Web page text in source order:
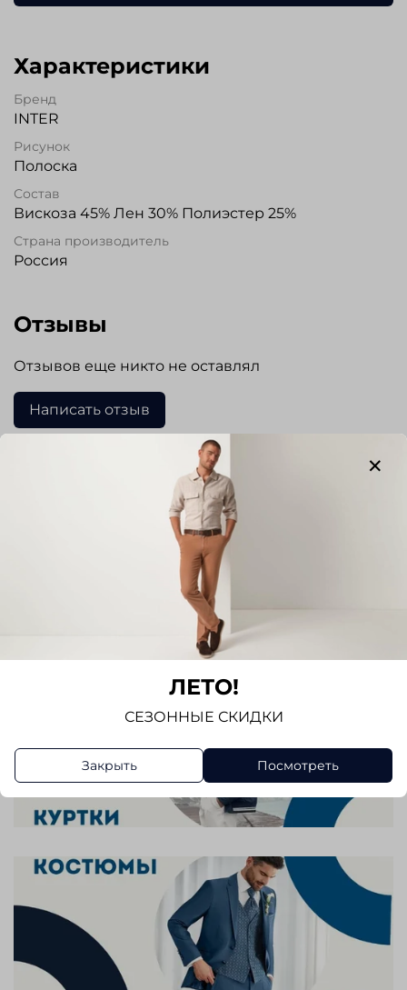
Характеристики
Бренд
INTER
Рисунок
Полоска
Состав
Вискоза 45% Лен 30% Полиэстер 25%
Страна производитель
Россия
Отзывы
Отзывов еще никто не оставлял
Написать отзыв
ЛЕТО!
СЕЗОННЫЕ СКИДКИ
Закрыть Посмотреть